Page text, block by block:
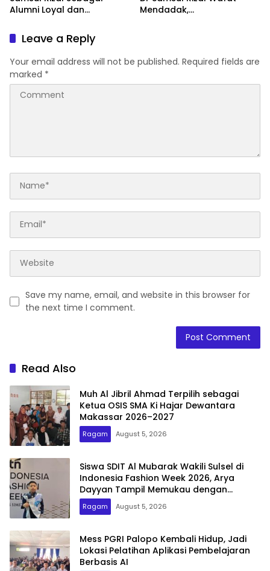
Alumni Loyal dan
Mendadak,
Leave a Reply
Your email address will not be published. Required fields are
marked *
Save my name, email, and website in this browser for
the next time I comment.
Read Also
Muh Al Jibril Ahmad Terpilih sebagai
Ketua OSIS SMA Ki Hajar Dewantara
Makassar 2026–2027
Ragam August 5, 2026
Siswa SDIT Al Mubarak Wakili Sulsel di
Indonesia Fashion Week 2026, Arya
Dayyan Tampil Memukau dengan
Busana Ulos Simetria
Ragam August 5, 2026
Mess PGRI Palopo Kembali Hidup, Jadi
Lokasi Pelatihan Aplikasi Pembelajaran
Berbasis AI